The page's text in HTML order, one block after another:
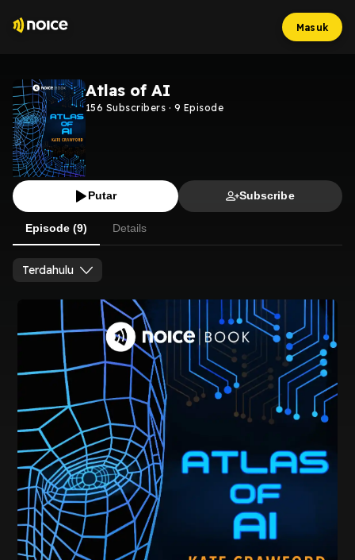
Masuk
Atlas of AI
156 Subscribers · 9 Episode
Putar Subscribe
Episode (9) Details
Terdahulu